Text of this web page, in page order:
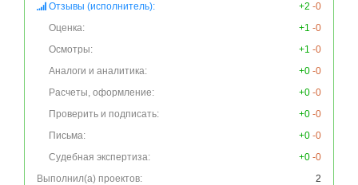
Отзывы (исполнитель): +2 -0
Оценка:
+1 -0
Осмотры:
+1 -0
Аналоги и аналитика:
+0 -0
Расчеты, оформление:
+0 -0
Проверить и подписать:
+0 -0
Письма:
+0 -0
Судебная экспертиза:
+0 -0
Выполнил(а) проектов:
2